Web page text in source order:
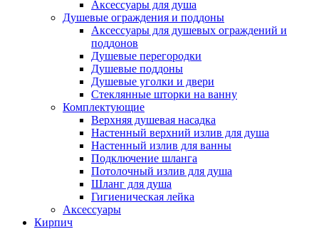
Аксессуары для душа
Душевые ограждения и поддоны
Аксессуары для душевых ограждений и
поддонов
Душевые перегородки
Душевые поддоны
Душевые уголки и двери
Стеклянные шторки на ванну
Комплектующие
Верхняя душевая насадка
Настенный верхний излив для душа
Настенный излив для ванны
Подключение шланга
Потолочный излив для душа
Шланг для душа
Гигиеническая лейка
Аксессуары
Кирпич